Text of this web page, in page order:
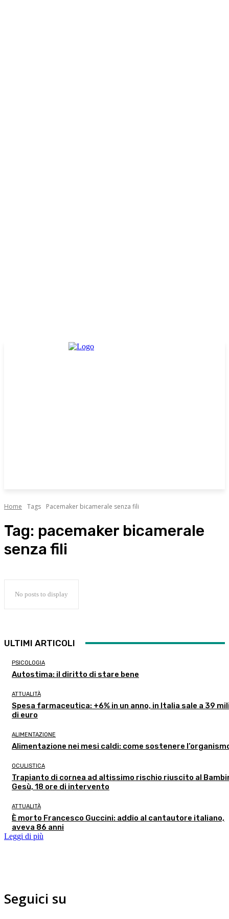
Home Tags Pacemaker bicamerale senza fili
Tag: pacemaker bicamerale
senza fili
No posts to display
ULTIMI ARTICOLI
PSICOLOGIA
Autostima: il diritto di stare bene
ATTUALITÀ
Spesa farmaceutica: +6% in un anno, in Italia sale a 39
di euro
ALIMENTAZIONE
Alimentazione nei mesi caldi: come sostenere
OCULISTICA
Trapianto di cornea ad altissimo rischio riuscito al
Gesù, 18 ore di intervento
ATTUALITÀ
È morto Francesco Guccini: addio al cantautore italiano,
aveva 86 anni
Leggi di più
Seguici su